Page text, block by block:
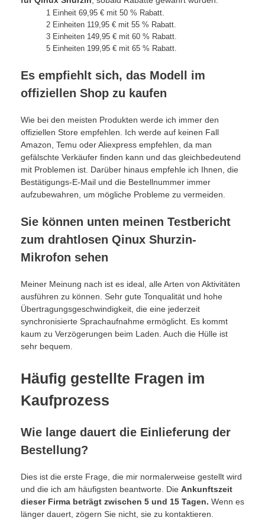
1 Einheit 69,95 € mit 50 % Rabatt.
2 Einheiten 119,95 € mit 55 % Rabatt.
3 Einheiten 149,95 € mit 60 % Rabatt.
5 Einheiten 199,95 € mit 65 % Rabatt.
Es empfiehlt sich, das Modell im
offiziellen Shop zu kaufen
Wie bei den meisten Produkten werde ich immer den
offiziellen Store empfehlen. Ich werde auf keinen Fall
Amazon, Temu oder Aliexpress empfehlen, da man
gefälschte Verkäufer finden kann und das gleichbedeutend
mit Problemen ist. Darüber hinaus empfehle ich Ihnen, die
Bestätigungs-E-Mail und die Bestellnummer immer
aufzubewahren, um mögliche Probleme zu vermeiden.
Sie können unten meinen Testbericht
zum drahtlosen Qinux Shurzin-
Mikrofon sehen
Meiner Meinung nach ist es ideal, alle Arten von Aktivitäten
ausführen zu können. Sehr gute Tonqualität und hohe
Übertragungsgeschwindigkeit, die eine jederzeit
synchronisierte Sprachaufnahme ermöglicht. Es kommt
kaum zu Verzögerungen beim Laden. Auch die Hülle ist
sehr bequem.
Häufig gestellte Fragen im
Kaufprozess
Wie lange dauert die Einlieferung der
Bestellung?
Dies ist die erste Frage, die mir normalerweise gestellt wird
und die ich am häufigsten beantworte. Die Ankunftszeit
dieser Firma beträgt zwischen 5 und 15 Tagen. Wenn es
länger dauert, zögern Sie nicht, sie zu kontaktieren.